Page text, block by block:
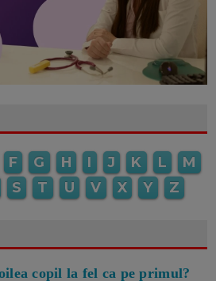
F G H I J K L
M
S T U V X Y Z
copil la fel ca pe primul?